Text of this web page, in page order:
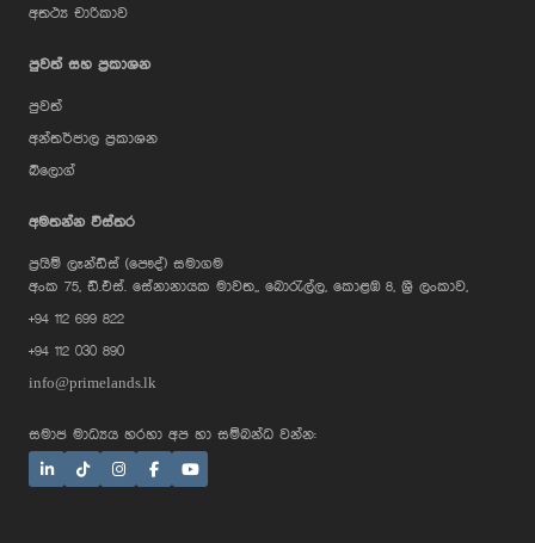
අතථ්‍ය චාරිකාව
පුවත් සහ ප්‍රකාශන
පුවත්
අන්තර්ජාල ප්‍රකාශන
බ්ලොග්
අමතන්න විස්තර
ප්‍රයිම් ලෑන්ඩ්ස් (පෞද්) සමාගම
අංක 75, ඩී.එස්. සේනානායක මාවත,, බොරැල්ල, කොළඹ 8, ශ්‍රී ලංකාව,
+94 112 699 822
+94 112 030 890
info@primelands.lk
සමාජ මාධ්‍යය හරහා අප හා සම්බන්ධ වන්න:
Hi, I'm Prime Bee, Your AI